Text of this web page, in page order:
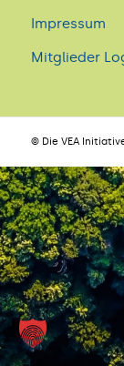
Impressum
Mitglieder
© Die VEA